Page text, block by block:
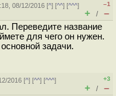
08/12/2016 [^] [^^] [^^^]
–1
+ / –
Переведите название
для чего он нужен.
задачи.
2016 [^] [^^] [^^^]
+3
+ / –